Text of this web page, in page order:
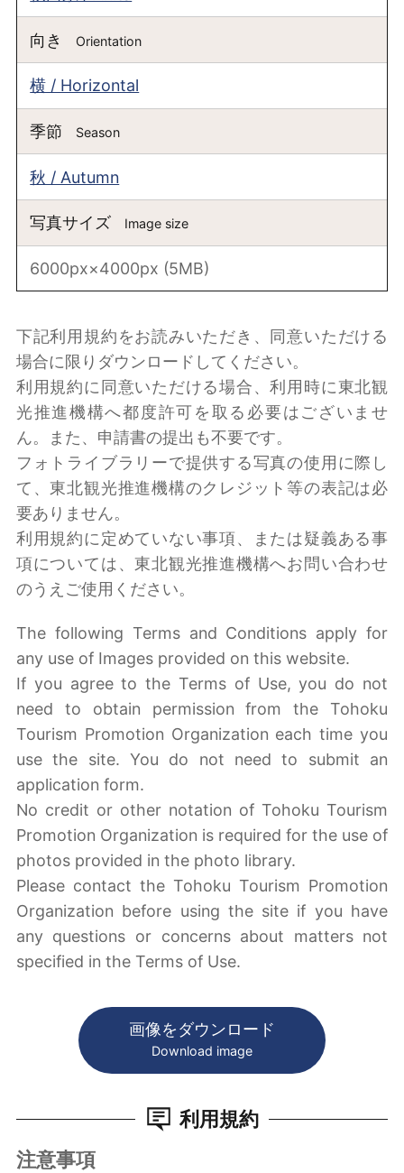
向き Orientation
横 / Horizontal
季節 Season
秋 / Autumn
写真サイズ Image size
6000px×4000px (5MB)
下記利用規約をお読みいただき、同意いただける
場合に限りダウンロードしてください。
利用規約に同意いただける場合、利用時に東北観
光推進機構へ都度許可を取る必要はございませ
ん。また、申請書の提出も不要です。
フォトライブラリーで提供する写真の使用に際し
て、東北観光推進機構のクレジット等の表記は必
要ありません。
利用規約に定めていない事項、または疑義ある事
項については、東北観光推進機構へお問い合わせ
のうえご使用ください。
The following Terms and Conditions apply for
any use of Images provided on this website.
If you agree to the Terms of Use, you do not
need to obtain permission from the Tohoku
Tourism Promotion Organization each time you
use the site. You do not need to submit an
application form.
No credit or other notation of Tohoku Tourism
Promotion Organization is required for the use of
photos provided in the photo library.
Please contact the Tohoku Tourism Promotion
Organization before using the site if you have
any questions or concerns about matters not
specified in the Terms of Use.
画像をダウンロード
Download image
利用規約
注意事項